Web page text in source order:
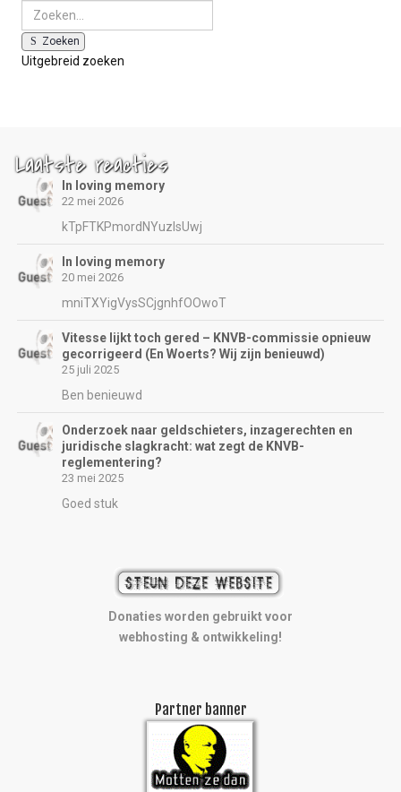
Zoeken
Uitgebreid zoeken
Laatste reacties
In loving memory
22 mei 2026
kTpFTKPmordNYuzIsUwj
In loving memory
20 mei 2026
mniTXYigVysSCjgnhfOOwoT
Vitesse lijkt toch gered – KNVB-commissie opnieuw
gecorrigeerd (En Woerts? Wij zijn benieuwd)
25 juli 2025
Ben benieuwd
Onderzoek naar geldschieters, inzagerechten en
juridische slagkracht: wat zegt de KNVB-
reglementering?
23 mei 2025
Goed stuk
Donaties worden gebruikt voor
webhosting & ontwikkeling!
Partner banner